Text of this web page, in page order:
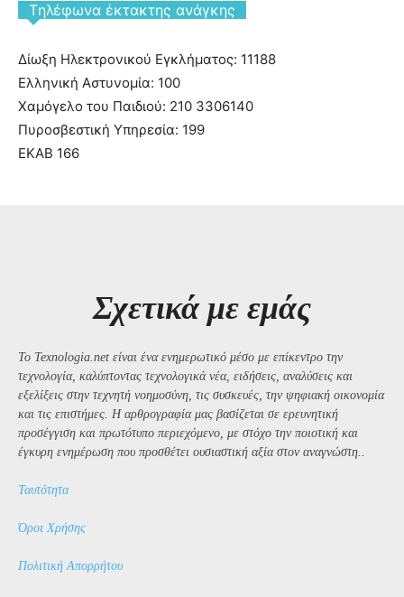
Tηλέφωνα έκτακτης ανάγκης
Δίωξη Ηλεκτρονικού Εγκλήματος: 11188
Ελληνική Αστυνομία: 100
Χαμόγελο του Παιδιού: 210 3306140
Πυροσβεστική Υπηρεσία: 199
ΕΚΑΒ 166
Σχετικά με εμάς
Το Texnologia.net είναι ένα ενημερωτικό μέσο με επίκεντρο την
τεχνολογία, καλύπτοντας τεχνολογικά νέα, ειδήσεις, αναλύσεις και
εξελίξεις στην τεχνητή νοημοσύνη, τις συσκευές, την ψηφιακή οικονομία
και τις επιστήμες. Η αρθρογραφία μας βασίζεται σε ερευνητική
προσέγγιση και πρωτότυπο περιεχόμενο, με στόχο την ποιοτική και
έγκυρη ενημέρωση που προσθέτει ουσιαστική αξία στον αναγνώστη..
Ταυτότητα
Όροι Χρήσης
Πολιτική Απορρήτου